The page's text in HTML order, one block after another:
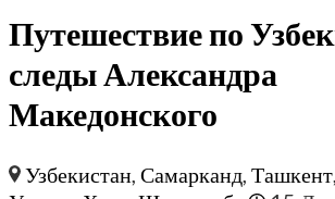
Путешествие по
следы Александра
Македонского
Узбекистан,Самарканд,Ташкент